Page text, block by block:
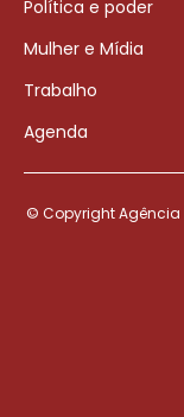
Política e poder
Mulher e Mídia
Trabalho
Agenda
© Copyright Agência